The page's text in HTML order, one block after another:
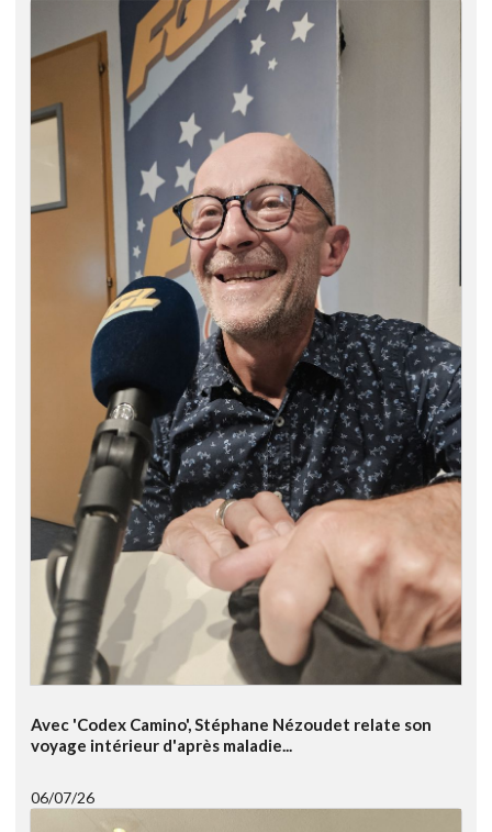
Avec 'Codex Camino', Stéphane Nézoudet relate son
voyage intérieur d'après maladie...
06/07/26